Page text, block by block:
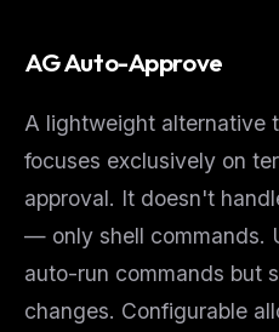
AG Auto-Approve
A lightweight alternative
focuses exclusively on
approval. It doesn't
— only shell commands.
auto-run commands but
changes. Configurable
Curated MCP picks, agent
Email address
Get the
No spam.